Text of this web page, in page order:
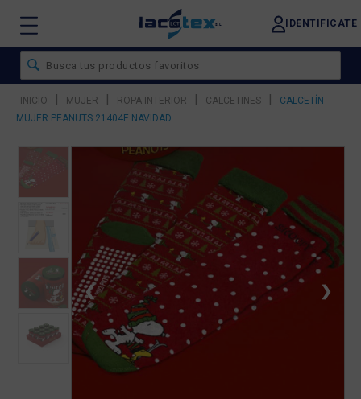
IDENTIFICATE
INICIO | MUJER | ROPA INTERIOR | CALCETINES |
CALCETÍN
MUJER PEANUTS 21404E NAVIDAD
❮ ❯